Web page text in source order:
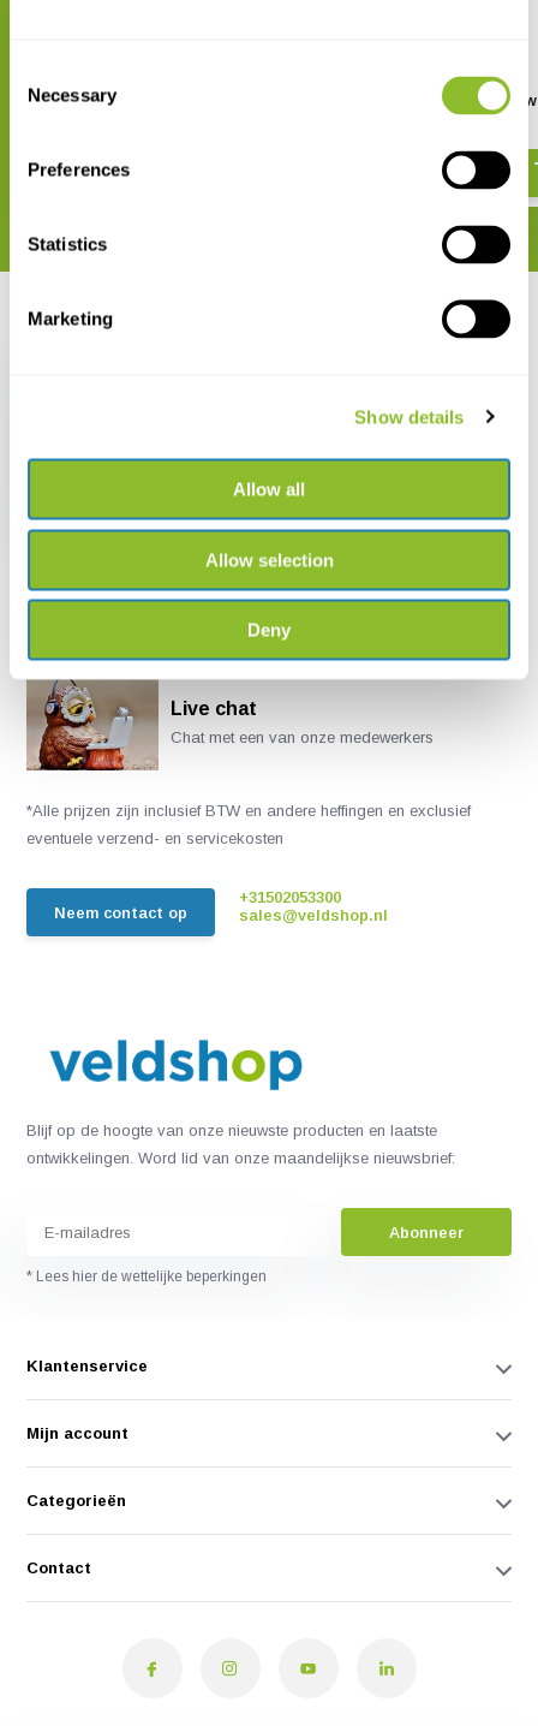
Selection
Necessary
Preferences
Statistics
Marketing
Show details
Allow all
Allow selection
Deny
Landschaften und Geologie der
Waterplanten en
Recent bekeken
€ 44,82
Live chat
Chat met een van onze medewerkers
*Alle prijzen zijn inclusief BTW en andere heffingen en exclusief
eventuele verzend- en servicekosten
Neem contact op
+31502053300
sales@veldshop.nl
Blijf op de hoogte van onze nieuwste producten en laatste
ontwikkelingen. Word lid van onze maandelijkse nieuwsbrief:
Abonneer
* Lees hier de wettelijke beperkingen
Klantenservice
Mijn account
Categorieën
Contact